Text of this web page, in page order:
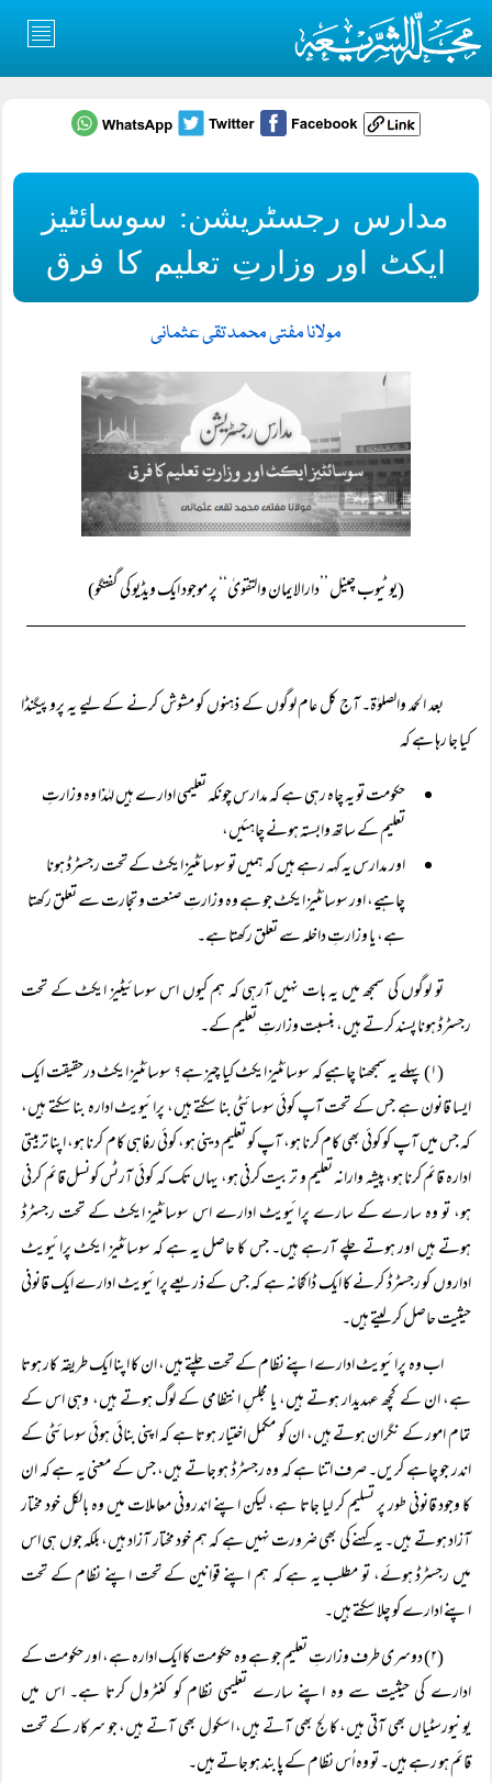
مدارس رجسٹریشن: سوسائٹیز
ایکٹ اور وزارتِ تعلیم کا فرق
مولانا مفتی محمد تقی عثمانی
(یوٹیوب چینل ’’دارالایمان والتقویٰ‘‘ پر موجود ایک ویڈیو کی گفتگو)
بعد الحمد والصلوٰۃ۔ آج کل عام لوگوں کے ذہنوں کو مشوش کرنے کے لیے یہ پروپیگنڈا
کیا جا رہا ہے کہ
حکومت تو یہ چاہ رہی ہے کہ مدارس چونکہ تعلیمی ادارے ہیں لہٰذا وہ وزارتِ
تعلیم کے ساتھ وابستہ ہونے چاہئیں،
اور مدارس یہ کہہ رہے ہیں کہ ہمیں تو سوسائٹیز ایکٹ کے تحت رجسٹرڈ ہونا
چاہیے، اور سوسائٹیز ایکٹ جو ہے وہ وزارتِ صنعت و تجارت سے تعلق رکھتا
ہے، یا وزارتِ داخلہ سے تعلق رکھتا ہے۔
تو لوگوں کی سمجھ میں یہ بات نہیں آرہی کہ ہم کیوں اس سوسائیٹیز ایکٹ کے تحت
رجسٹرڈ ہونا پسند کرتے ہیں، بنسبت وزارتِ تعلیم کے۔
(۱) پہلے یہ سمجھنا چاہیے کہ سوسائٹیز ایکٹ کیا چیز ہے؟ سوسائٹیز ایکٹ درحقیقت ایک
ایسا قانون ہے جس کے تحت آپ کوئی سوسائٹی بنا سکتے ہیں، پرائیویٹ ادارہ بنا سکتے ہیں،
کہ جس میں آپ کو کوئی بھی کام کرنا ہو، آپ کو تعلیم دینی ہو، کوئی رفاہی کام کرنا ہو، اپنا تربیتی
ادارہ قائم کرنا ہو، پیشہ وارانہ تعلیم و تربیت کرنی ہو، یہاں تک کہ کوئی آرٹس کونسل قائم کرنی
ہو، تو وہ سارے کے سارے پرائیویٹ ادارے اس سوسائٹیز ایکٹ کے تحت رجسٹرڈ
ہوتے ہیں اور ہوتے چلے آرہے ہیں۔ جس کا حاصل یہ ہے کہ سوسائٹیز ایکٹ پرائیویٹ
اداروں کو رجسٹرڈ کرنے کا ایک ڈاکخانہ ہے کہ جس کے ذریعے پرائیویٹ ادارے ایک قانونی
حیثیت حاصل کر لیتے ہیں۔
اب وہ پرائیویٹ ادارے اپنے نظام کے تحت چلتے ہیں، ان کا اپنا ایک طریقہ کار ہوتا
ہے، ان کے کچھ عہدیدار ہوتے ہیں، یا مجلسِ انتظامی کے لوگ ہوتے ہیں، وہی اس کے
تمام امور کے نگران ہوتے ہیں، ان کو مکمل اختیار ہوتا ہے کہ اپنی بنائی ہوئی سوسائٹی کے
اندر جو چاہے کریں۔ صرف اتنا ہے کہ وہ رجسٹرڈ ہو جاتے ہیں، جس کے معنی یہ ہے کہ ان
کا وجود قانونی طور پر تسلیم کر لیا جاتا ہے، لیکن اپنے اندرونی معاملات میں وہ بالکل خود مختار
آزاد ہوتے ہیں۔ یہ کہنے کی بھی ضرورت نہیں ہے کہ ہم خود مختار آزاد ہیں، بلکہ جوں ہی اس
میں رجسٹرڈ ہوئے، تو مطلب یہ ہے کہ ہم اپنے قوانین کے تحت اپنے نظام کے تحت
اپنے ادارے کو چلا سکتے ہیں۔
(۲) دوسری طرف وزارتِ تعلیم جو ہے وہ حکومت کا ایک ادارہ ہے، اور حکومت کے
ادارے کی حیثیت سے وہ اپنے سارے تعلیمی نظام کو کنٹرول کرتا ہے۔ اس میں
یونیورسٹیاں بھی آتی ہیں، کالج بھی آتے ہیں، اسکول بھی آتے ہیں، جو سرکار کے تحت
قائم ہو رہے ہیں۔ تو وہ اُس نظام کے پابند ہو جاتے ہیں۔